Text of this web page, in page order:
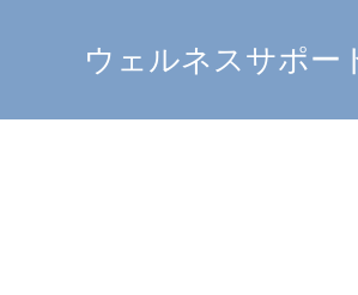
ウェルネスサポー